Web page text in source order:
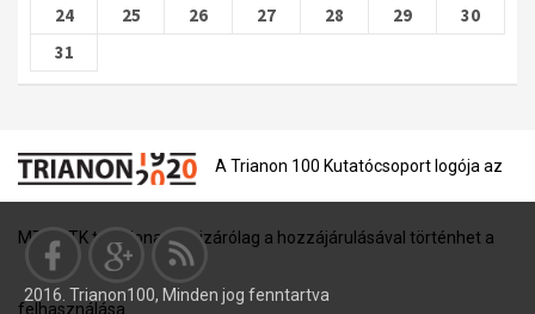
24
25 26 27 28 29
30
31
A Trianon 100 Kutatócsoport logója az
MTA BTK tulajdona, és kizárólag a hozzájárulásával történhet a
felhasználása.
2016. Trianon100, Minden jog fenntartva